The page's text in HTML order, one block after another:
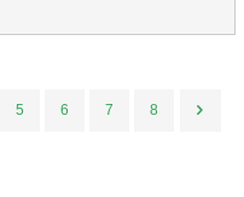
5 6 7 8